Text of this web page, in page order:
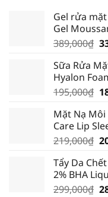
Gel rửa
Gel
389,000₫
là:
Sữa Rửa
Hyalon
195,000₫
là:
Mặt Nạ
Care Lip
219,000₫
là:
Tẩy Da
2% BHA
299,000₫